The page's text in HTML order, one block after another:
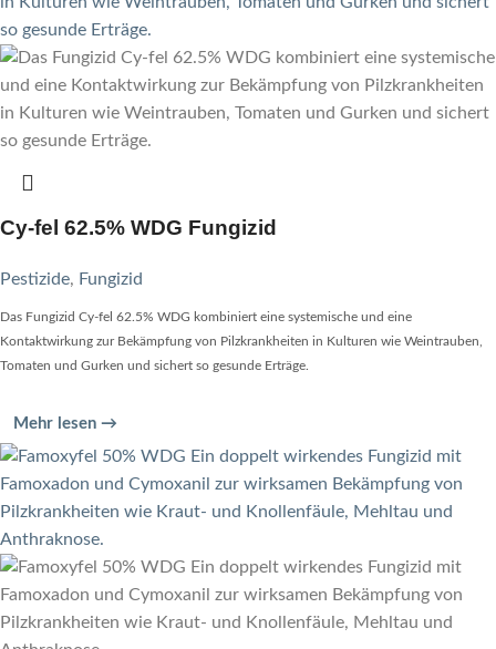
Cy-fel 62.5% WDG Fungizid
Pestizide, Fungizid
Das Fungizid Cy-fel 62.5% WDG kombiniert eine systemische und eine
Kontaktwirkung zur Bekämpfung von Pilzkrankheiten in Kulturen wie Weintrauben,
Tomaten und Gurken und sichert so gesunde Erträge.
Mehr lesen →